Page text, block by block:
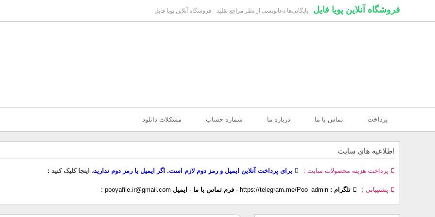
فروشگاه آنلاین پویا فایل بایگانی‌ها دعانویسی از نظر مراجع تقلید - فروشگاه آنلاین پویا فایل
پرداخت تماس با ما درباره ما شماره حساب مشکلات دانلود
اطلاعیه های سایت
پرداخت هزینه محصولات سایت برای پرداخت آنلاین ایمیل و رمز دوم لازم است. اگر ایمیل یا رمز دوم ندارید، اینجا کلیک کنید
پشتیبانی تلگرام : https://telegram.me/Poo_admin
- فرم تماس با ما - ایمیل pooyafile.ir@gmail.com